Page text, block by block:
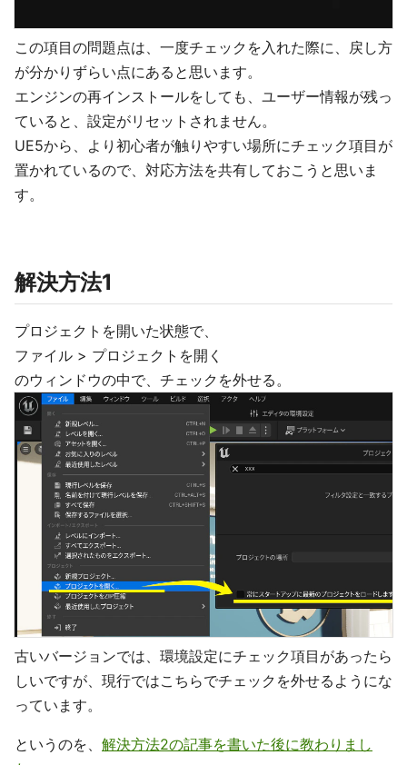
この項目の問題点は、一度チェックを入れた際に、戻し方
が分かりずらい点にあると思います。
エンジンの再インストールをしても、ユーザー情報が残っ
ていると、設定がリセットされません。
UE5から、より初心者が触りやすい場所にチェック項目が
置かれているので、対応方法を共有しておこうと思いま
す。
解決方法1
プロジェクトを開いた状態で、
ファイル > プロジェクトを開く
のウィンドウの中で、チェックを外せる。
古いバージョンでは、環境設定にチェック項目があったら
しいですが、現行ではこちらでチェックを外せるようにな
っています。
というのを、 解決方法2の記事を書いた後に教わりまし